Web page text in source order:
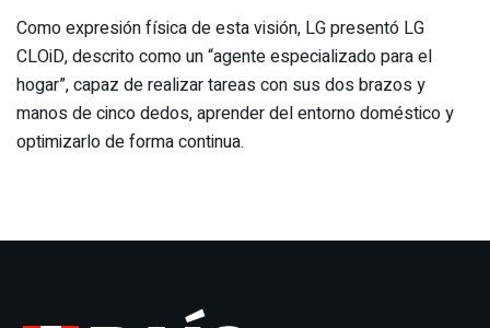
Como expresión física de esta visión, LG presentó LG
CLOiD, descrito como un “agente especializado para el
hogar”, capaz de realizar tareas con sus dos brazos y
manos de cinco dedos, aprender del entorno doméstico y
optimizarlo de forma continua.